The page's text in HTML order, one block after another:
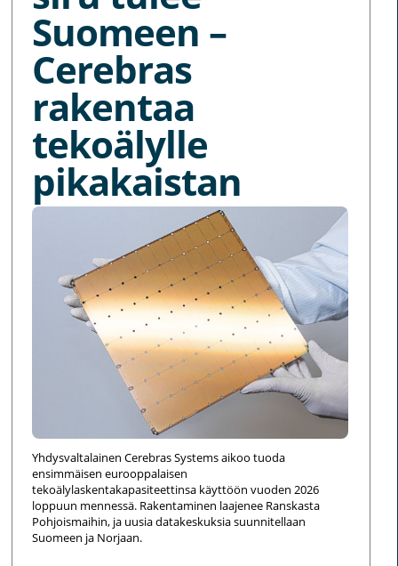
Suomeen –
Cerebras
rakentaa
tekoälylle
pikakaistan
Yhdysvaltalainen Cerebras Systems aikoo tuoda
ensimmäisen eurooppalaisen
tekoälylaskentakapasiteettinsa käyttöön vuoden 2026
loppuun mennessä. Rakentaminen laajenee Ranskasta
Pohjoismaihin, ja uusia datakeskuksia suunnitellaan
Suomeen ja Norjaan.